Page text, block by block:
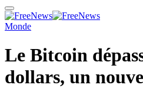
Monde
Le Bitcoin
dollars, un